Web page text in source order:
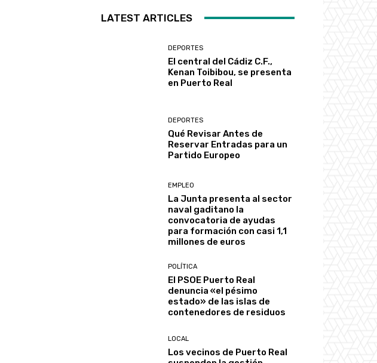
LATEST ARTICLES
DEPORTES
El central del Cádiz C.F.,
Kenan Toibibou, se presenta
en Puerto Real
DEPORTES
Qué Revisar Antes de
Reservar Entradas para un
Partido Europeo
EMPLEO
La Junta presenta al sector
naval gaditano la
convocatoria de ayudas
para formación con casi 1,1
millones de euros
POLÍTICA
El PSOE Puerto Real
denuncia «el pésimo
estado» de las islas de
contenedores de residuos
LOCAL
Los vecinos de Puerto Real